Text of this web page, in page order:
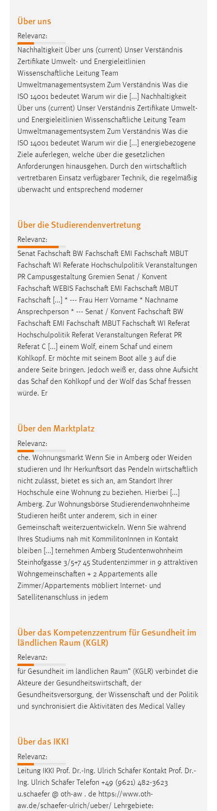
Über uns
Relevanz:
Nachhaltigkeit Über uns (current) Unser Verständnis
Zertifikate Umwelt- und Energieleitlinien
Wissenschaftliche Leitung Team
Umweltmanagementsystem Zum Verständnis Was die
ISO 14001 bedeutet Warum wir die [...] Nachhaltigkeit
Über uns (current) Unser Verständnis Zertifikate Umwelt-
und Energieleitlinien Wissenschaftliche Leitung Team
Umweltmanagementsystem Zum Verständnis Was die
ISO 14001 bedeutet Warum wir die [...] energiebezogene
Ziele auferlegen, welche über die gesetzlichen
Anforderungen hinausgehen. Durch den wirtschaftlich
vertretbaren Einsatz verfügbarer Technik, die regelmäßig
überwacht und entsprechend moderner
Über die Studierendenvertretung
Relevanz:
Senat Fachschaft BW Fachschaft EMI Fachschaft MBUT
Fachschaft WI Referate Hochschulpolitik Veranstaltungen
PR Campusgestaltung Gremien Senat / Konvent
Fachschaft WEBIS Fachschaft EMI Fachschaft MBUT
Fachschaft [...] * --- Frau Herr Vorname * Nachname
Ansprechperson * --- Senat / Konvent Fachschaft BW
Fachschaft EMI Fachschaft MBUT Fachschaft WI Referat
Hochschulpolitik Referat Veranstaltungen Referat PR
Referat C [...] einem Wolf, einem Schafund einem
Kohlkopf. Er möchte mit seinem Boot alle 3 auf die
andere Seite bringen. Jedoch weiß er, dass ohne Aufsicht
das Schafden Kohlkopf und der Wolf das Schaffressen
würde. Er
Über den Marktplatz
Relevanz:
che. Wohnungsmarkt Wenn Sie in Amberg oder Weiden
studieren und Ihr Herkunftsort das Pendeln wirtschaftlich
nicht zulässt, bietet es sich an, am Standort Ihrer
Hochschule eine Wohnung zu beziehen. Hierbei [...]
Amberg. Zur Wohnungsbörse Studierendenwohnheime
Studieren heißt unter anderem, sich in einer
Gemeinschaft weiterzuentwickeln. Wenn Sie während
Ihres Studiums nah mit KommilitonInnen in Kontakt
bleiben [...] ternehmen Amberg Studentenwohnheim
Steinhofgasse 3/5+7 45 Studentenzimmer in 9 attraktiven
Wohngemeinschaften + 2 Appartements alle
Zimmer/Appartements möbliert Internet- und
Satellitenanschluss in jedem
Über das Kompetenzzentrum für Gesundheit im
ländlichen Raum (KGLR)
Relevanz:
für Gesundheit im ländlichen Raum” (KGLR) verbindet die
Akteure der Gesundheitswirtschaft, der
Gesundheitsversorgung, der Wissenschaft und der Politik
und synchronisiert die Aktivitäten des Medical Valley
Über das IKKI
Relevanz:
Leitung IKKI Prof. Dr.-Ing. Ulrich Schäfer Kontakt Prof. Dr.-
Ing. Ulrich Schäfer Telefon +49 (9621) 482-3623
u.schaefer @ oth-aw . de https://www.oth-
aw.de/schaefer-ulrich/ueber/ Lehrgebiete: